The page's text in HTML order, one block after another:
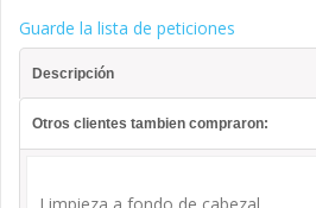
Guarde la lista de peticiones
Descripción
Otros clientes tambien compraron:
Limpieza a fondo de cabezal